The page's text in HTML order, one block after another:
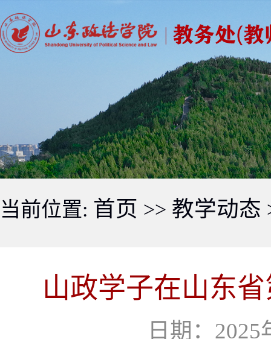
当前位置: 首页 >> 教学动态
山政学子在山东
日期：